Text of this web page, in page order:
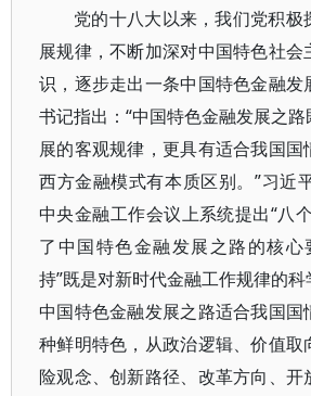
党的十八大以来，我们党积极
展规律，不断加深对中国特色社会
识，逐步走出一条中国特色金融发
书记指出：“中国特色金融发展之
展的客观规律，更具有适合我国国
西方金融模式有本质区别。”习近
中央金融工作会议上系统提出“八
了中国特色金融发展之路的核心
持”既是对新时代金融工作规律的
中国特色金融发展之路适合我国国
种鲜明特色，从政治逻辑、价值取
险观念、创新路径、改革方向、开